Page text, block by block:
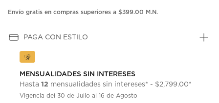
Envío gratis en compras superiores a $399.00 M.N.
PAGA CON ESTILO
MENSUALIDADES SIN INTERESES
Hasta 12 mensualidades sin intereses* - $2,799.00*
Vigencia del 30 de Julio al 16 de Agosto